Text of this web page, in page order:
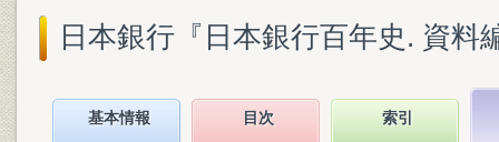
日本銀行『日本銀行百年史. 資料
基本情報 目次 索引